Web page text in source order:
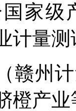
家级
计量
赣州
橙产业